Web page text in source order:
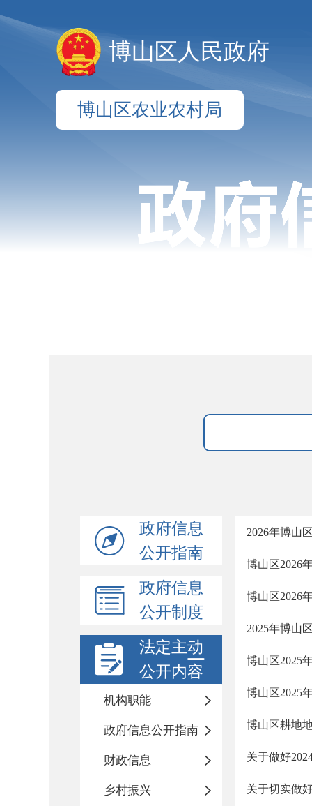
博山区人民政府
博山区农业农村局
政府信息
公开指南
政府信息
公开制度
法定主动
公开内容
机构职能
政府信息公开指南
财政信息
乡村振兴
2026年博山
博山区2026
博山区2026
2025年博山
博山区2025
博山区2025
博山区耕地
关于做好
关于切实做